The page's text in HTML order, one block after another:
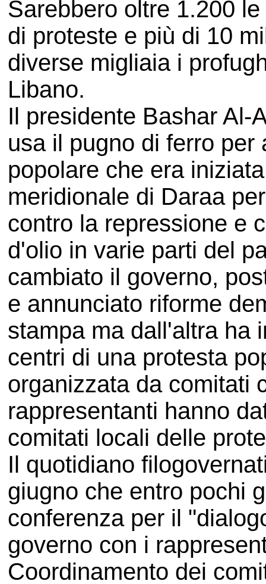
Sarebbero oltre 1.200
di proteste e più di 10
diverse migliaia i
Libano.
Il presidente Bashar Al-
usa il pugno di ferro per
popolare che era
meridionale di Daraa
contro la repressione e
d'olio in varie parti del
cambiato il governo,
e annunciato riforme
stampa ma dall'altra ha
centri di una protesta
organizzata da comitati
rappresentanti hanno
comitati locali delle
Il quotidiano
giugno che entro pochi
conferenza per il
governo con i
Coordinamento dei